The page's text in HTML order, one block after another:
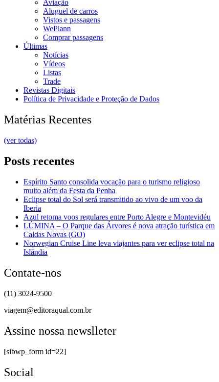
Aviação
Aluguel de carros
Vistos e passagens
WePlann
Comprar passagens
Últimas
Notícias
Vídeos
Listas
Trade
Revistas Digitais
Política de Privacidade e Proteção de Dados
Matérias Recentes
(ver todas)
Posts recentes
Espírito Santo consolida vocação para o turismo religioso
muito além da Festa da Penha
Eclipse total do Sol será transmitido ao vivo de um voo da
Iberia
Azul retoma voos regulares entre Porto Alegre e Montevidéu
LÚMINA – O Parque das Árvores é nova atração turística em
Caldas Novas (GO)
Norwegian Cruise Line leva viajantes para ver eclipse total na
Islândia
Contate-nos
(11) 3024-9500
viagem@editoraqual.com.br
Assine nossa newslleter
[sibwp_form id=22]
Social